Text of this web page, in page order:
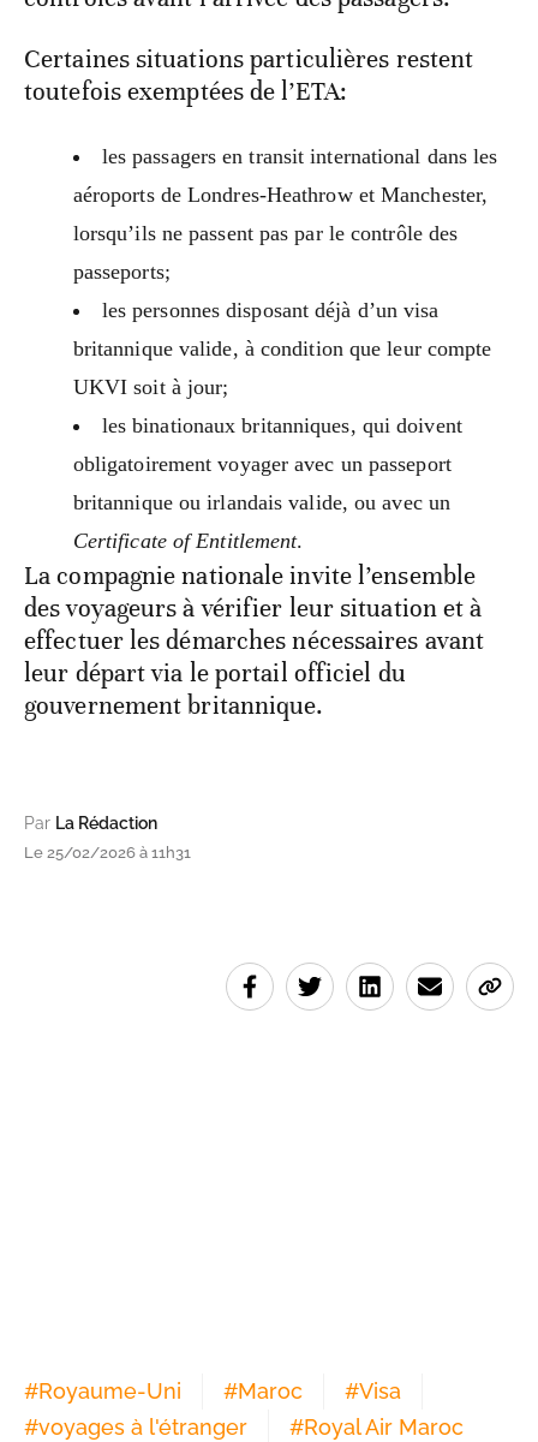
Certaines situations particulières restent
toutefois exemptées de l’ETA:
les passagers en transit international dans les
aéroports de Londres‑Heathrow et Manchester,
lorsqu’ils ne passent pas par le contrôle des
passeports;
les personnes disposant déjà d’un visa
britannique valide, à condition que leur compte
UKVI soit à jour;
les binationaux britanniques, qui doivent
obligatoirement voyager avec un passeport
britannique ou irlandais valide, ou avec un
Certificate of Entitlement.
La compagnie nationale invite l’ensemble
des voyageurs à vérifier leur situation et à
effectuer les démarches nécessaires avant
leur départ via le portail officiel du
gouvernement britannique.
Par La Rédaction
Le 25/02/2026 à 11h31
#Royaume-Uni #Maroc #Visa
#voyages à l'étranger #Royal Air Maroc